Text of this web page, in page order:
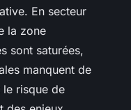
En secteur
la zone
sont saturées,
manquent de
risque de